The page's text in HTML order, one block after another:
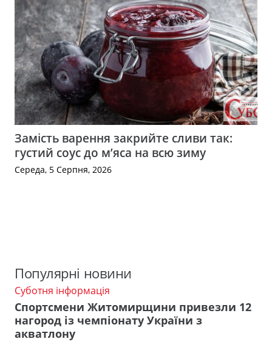
Замість варення закрийте сливи так:
густий соус до м’яса на всю зиму
Середа, 5 Серпня, 2026
Популярні новини
Суботня інформація
Спортсмени Житомирщини привезли 12
нагород із чемпіонату України з
акватлону